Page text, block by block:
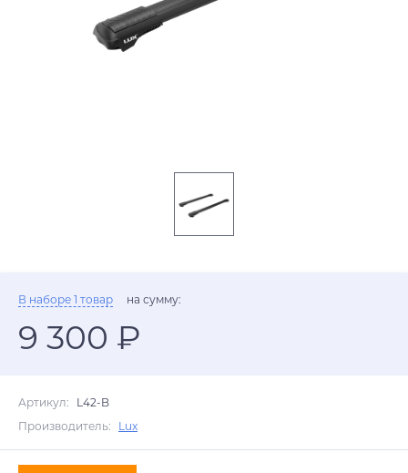
В наборе 1 товар на сумму:
9 300 ₽
Артикул:
L42-B
Производитель:
Lux